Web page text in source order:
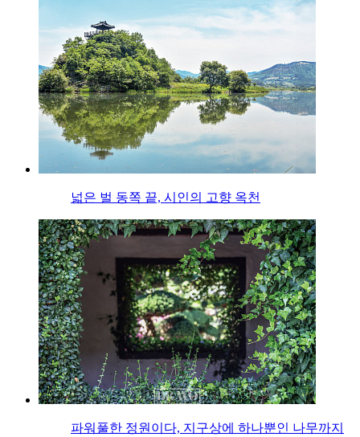
넓은 벌 동쪽 끝, 시인의 고향 옥천
파워풀한 정원이다, 지구상에 하나뿐인 나무까지